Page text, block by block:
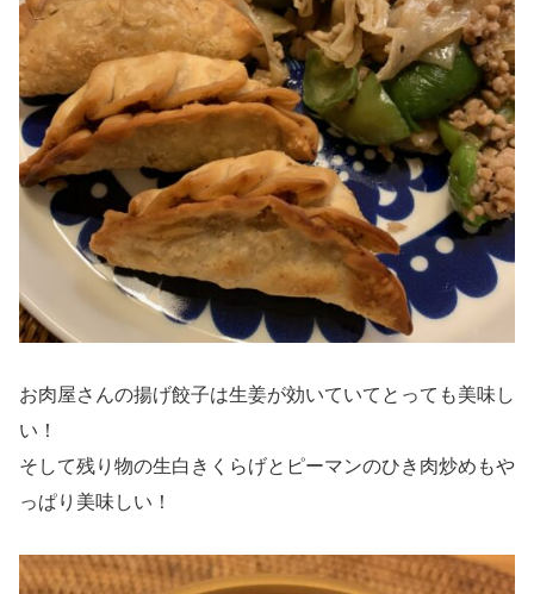
お肉屋さんの揚げ餃子は生姜が効いていてとっても美味し
い！
そして残り物の生白きくらげとピーマンのひき肉炒めもや
っぱり美味しい！